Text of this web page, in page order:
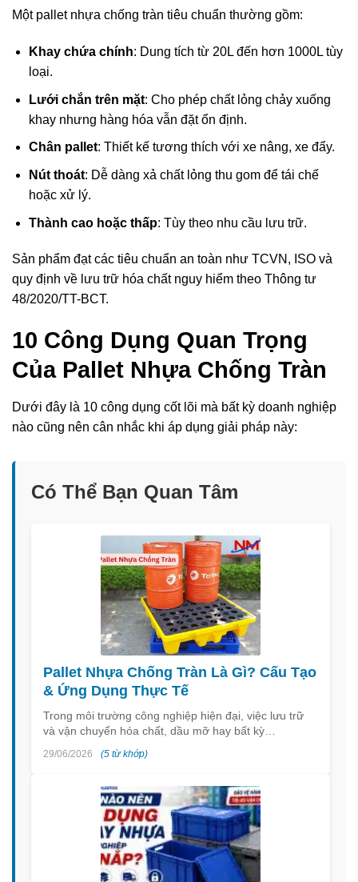
Một pallet nhựa chống tràn tiêu chuẩn thường gồm:
Khay chứa chính: Dung tích từ 20L đến hơn 1000L tùy
loại.
Lưới chắn trên mặt: Cho phép chất lỏng chảy xuống
khay nhưng hàng hóa vẫn đặt ổn định.
Chân pallet: Thiết kế tương thích với xe nâng, xe đẩy.
Nút thoát: Dễ dàng xả chất lỏng thu gom để tái chế
hoặc xử lý.
Thành cao hoặc thấp: Tùy theo nhu cầu lưu trữ.
Sản phẩm đạt các tiêu chuẩn an toàn như TCVN, ISO và
quy định về lưu trữ hóa chất nguy hiểm theo Thông tư
48/2020/TT-BCT.
10 Công Dụng Quan Trọng
Của Pallet Nhựa Chống Tràn
Dưới đây là 10 công dụng cốt lõi mà bất kỳ doanh nghiệp
nào cũng nên cân nhắc khi áp dụng giải pháp này:
Có Thể Bạn Quan Tâm
Pallet Nhựa Chống Tràn Là Gì? Cấu Tạo
& Ứng Dụng Thực Tế
Trong môi trường công nghiệp hiện đại, việc lưu trữ
và vận chuyển hóa chất, dầu mỡ hay bất kỳ…
29/06/2026 (5 từ khớp)